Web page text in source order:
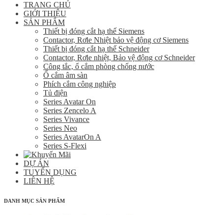
TRANG CHỦ
GIỚI THIỆU
SẢN PHẨM
Thiết bị đóng cắt hạ thế Siemens
Contactor, Rơle Nhiệt bảo vệ động cơ Siemens
Thiết bị đóng cắt hạ thế Schneider
Contactor, Rơle nhiệt, Bảo vệ động cơ Schneider
Công tắc, ổ cắm phòng chống nước
Ổ cắm âm sàn
Phích cắm công nghiệp
Tủ điện
Series Avatar On
Series Zencelo A
Series Vivance
Series Neo
Series AvatarOn A
Series S-Flexi
DỰ ÁN
TUYỂN DỤNG
LIÊN HỆ
DANH MỤC SẢN PHẨM